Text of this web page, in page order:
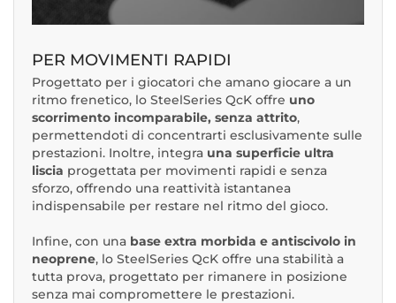
PER MOVIMENTI RAPIDI
Progettato per i giocatori che amano giocare a un
ritmo frenetico, lo SteelSeries QcK offre uno
scorrimento incomparabile, senza attrito,
permettendoti di concentrarti esclusivamente sulle
prestazioni. Inoltre, integra una superficie ultra
liscia progettata per movimenti rapidi e senza
sforzo, offrendo una reattività istantanea
indispensabile per restare nel ritmo del gioco.
Infine, con una base extra morbida e antiscivolo in
neoprene, lo SteelSeries QcK offre una stabilità a
tutta prova, progettato per rimanere in posizione
senza mai compromettere le prestazioni.